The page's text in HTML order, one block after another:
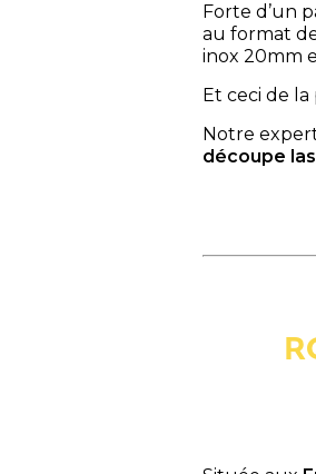
Forte d’un
au format
inox 20mm
Et ceci de
Notre
découpe